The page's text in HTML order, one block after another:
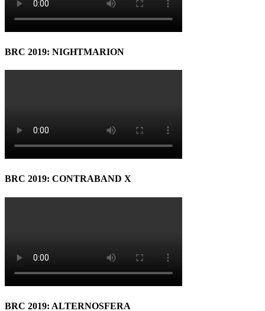
BRC 2019: NIGHTMARION
BRC 2019: CONTRABAND X
BRC 2019: ALTERNOSFERA